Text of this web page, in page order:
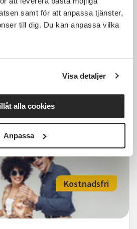
samt för att anpassa tjänster,
till dig. Du kan anpassa vilka
Visa detaljer
alla cookies
Anpassa
i
mån 2026-08-24
Kostnadsfri